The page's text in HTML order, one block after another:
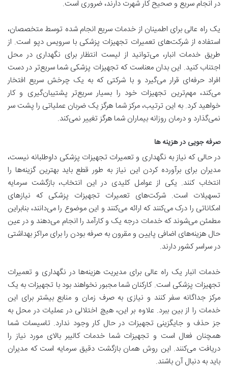
در انجام سریع و صحیح کار شهرت دارند، ضروری است.
یک راه عالی برای اطمینان از خدمات سریع انجام شده توسط متخصصان،
استفاده از شرکت‌های تعمیرات تجهیزات پزشکی با سرویس دپو است. از
طریق خدمات انبار، می‌توانید از لیست انتظار برای نگهداری در محل
اجتناب کنید. این بدان معناست که تجهیزات پزشکی شما سریع‌تر در دست
افراد حرفه‌ای قرار می‌گیرد و با شرکتی که به یک چرخش سریع افتخار
می‌کند، مهم‌ترین تجهیزات خود را بسیار سریع‌تر پشتیبان‌گیری و کار
خواهید کرد. به این ترتیب، مرکز شما هرگز یک ضربان عملیاتی را پشت سر
نمی‌گذارد و درمان روزانه بیماران شما هرگز تغییر نمی‌کند.
صرفه جویی در هزینه ها
در حالی که نیاز به نگهداری و تعمیرات تجهیزات پزشکی داوطلبانه نیست،
مدیران برای برآورده کردن این نیاز به طور قطع باید بهترین گزینه‌ها را
انتخاب کنند. یکی از عوامل کلیدی در این انتخاب، بازگشت سرمایه
تسهیلات است. شرکت‌های تعمیرات تجهیزات پزشکی که نیازهای
امکاناتی را درک می‌کنند که ارائه می‌کنند و این موضوع را می‌دانند، بنابراین
مطمئن می‌شوند که خدمات درجه یک و کارآمد را انجام می‌دهند و در عین
حال هزینه‌های اضافی پایین و مقرون به صرفه بودن را برای مراکز بهداشتی
در سراسر کشور دارند.
خدمات انبار یک راه عالی برای مدیریت هزینه‌ها در نگهداری و تعمیرات
تجهیزات پزشکی است. کارکنان شما مجبور نخواهند بود با تجهیزات به یک
مرکز جداگانه سفر کنند و نیازی به صرف زمان و منابع بیشتر برای این
خدمات را از بین ببرد. علاوه بر این، هیچ اختلالی در عملیات در محل به
جز حذف و جایگزینی تجهیزات در حال کار وجود ندارد. تاسیسات شما
همچنان فعال است و تجهیزات شما خدمات کالیبر بالای مورد نیاز را
دریافت می‌کنند. این روش همان بازگشت دقیق سرمایه است که مدیران
باید به دنبال آن باشند.